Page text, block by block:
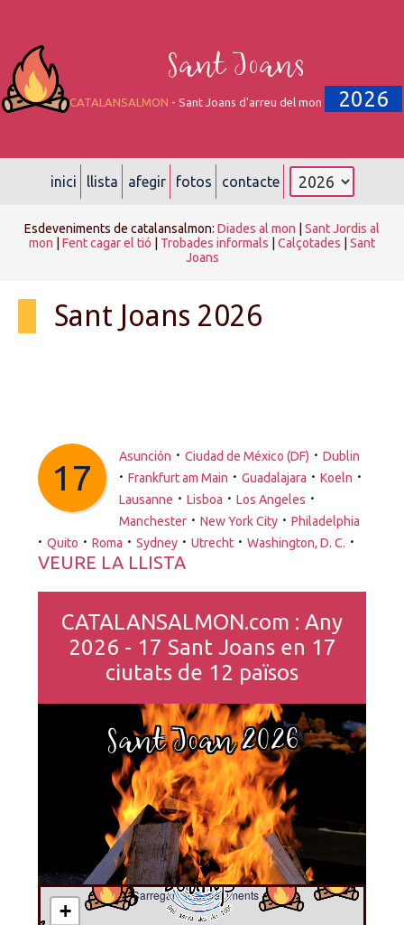
Sant Joans
CATALANSALMON - Sant Joans d'arreu del mon 2026
inici llista afegir fotos contacte
Esdeveniments de catalansalmon: Diades al mon
Sant Jordis al
mon
Fent cagar el tió Trobades informals Calçotades
Sant
Joans
Sant Joans 2026
17
Asunción · Ciudad de México (DF) · Dublin
· Frankfurt am Main · Guadalajara · Koeln ·
Lausanne · Lisboa · Los Angeles ·
Manchester · New York City · Philadelphia
· Quito · Roma · Sydney · Utrecht · Washington, D. C. ·
VEURE LA LLISTA
CATALANSALMON.com : Any
2026 - 17 Sant Joans en 17
ciutats de 12 països
Sant Joan 2026
Carregant esdeveniments ....
+